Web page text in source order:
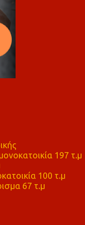
197 τ.μ
100 τ.μ
67 τ.μ